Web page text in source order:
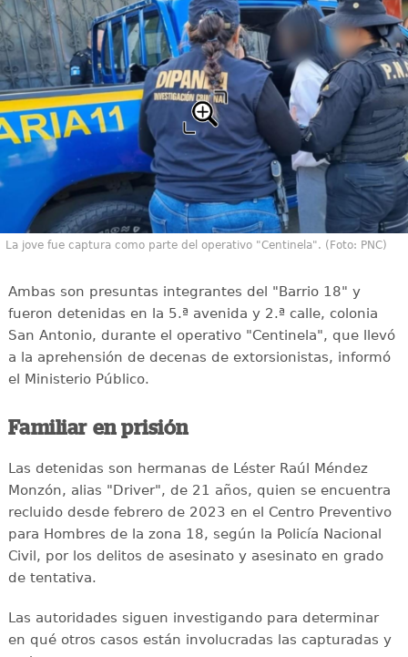
La jove fue captura como parte del operativo "Centinela". (Foto: PNC)
Ambas son presuntas integrantes del "Barrio 18" y
fueron detenidas en la 5.ª avenida y 2.ª calle, colonia
San Antonio, durante el operativo "Centinela", que llevó
a la aprehensión de decenas de extorsionistas, informó
el Ministerio Público.
Familiar en prisión
Las detenidas son hermanas de Léster Raúl Méndez
Monzón, alias "Driver", de 21 años, quien se encuentra
recluido desde febrero de 2023 en el Centro Preventivo
para Hombres de la zona 18, según la Policía Nacional
Civil, por los delitos de asesinato y asesinato en grado
de tentativa.
Las autoridades siguen investigando para determinar
en qué otros casos están involucradas las capturadas y